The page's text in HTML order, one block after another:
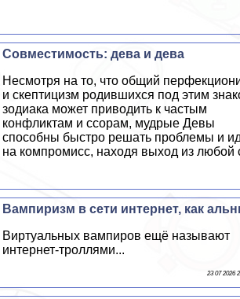
Совместимость: дева и дева
Несмотря на то, что общий
и скептицизм родившихся под этим
зодиака может приводить к частым
конфликтам и ссорам, мудрые Девы
способны быстро решать проблемы и
на компромисс, находя выход из любой
Вампиризм в сети интернет, как
Виртуальных вампиров ещё называют
интернет-троллями...
23 07 2026